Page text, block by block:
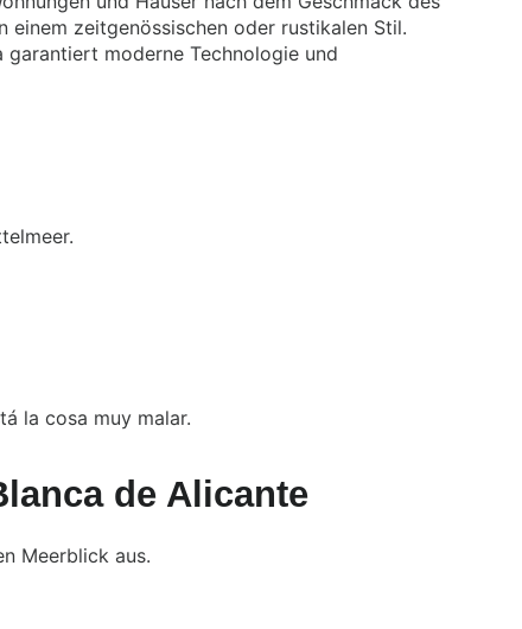
einem zeitgenössischen oder rustikalen Stil.
garantiert moderne Technologie und
la cosa muy malar.
de Alicante
Meerblick aus.